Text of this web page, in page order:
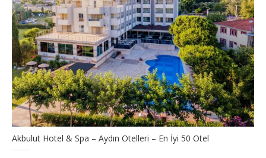
Akbulut Hotel & Spa – Aydın Otelleri – En İyi 50 Otel